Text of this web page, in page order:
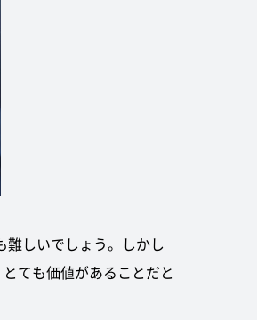
難しいでしょう。しかし
ても価値があることだと